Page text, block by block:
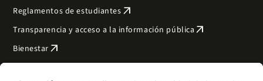
Reglamentos de estudiantes arrow_outward
Transparencia y acceso a la información pública arrow_outward
Bienestar arrow_outward